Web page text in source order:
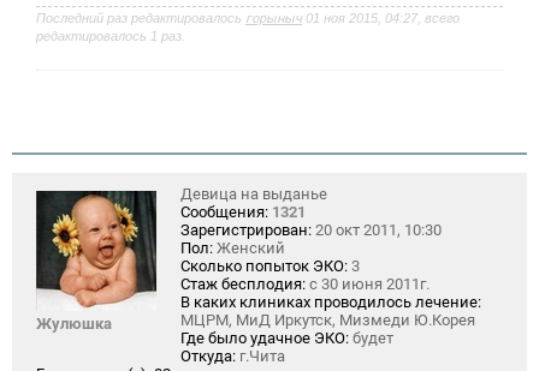
Последний раз редактировалось горыныч 01 ноя 2015, 04:27, всего
редактировалось 1 раз.
Жулюшка
Девица на выданье
Сообщения: 1321
Зарегистрирован: 20 окт 2011, 10:30
Пол: Женский
Сколько попыток ЭКО: 3
Стаж бесплодия: с 30 июня 2011г.
В каких клиниках проводилось лечение:
МЦРМ, МиД Иркутск, Мизмеди Ю.Корея
Где было удачное ЭКО: будет
Откуда: г.Чита